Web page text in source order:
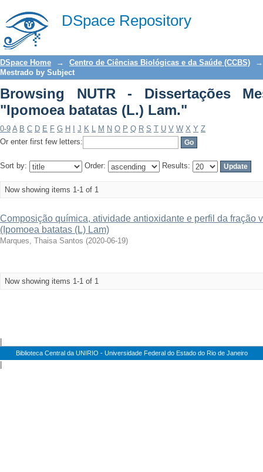
DSpace Repository
Browsing NUTR - Dissertações
DSpace Home → Centro de Ciências Biológicas e da Saúde (CCBS)
→
Mestrado by Subject
Browsing NUTR - Dissertações
"Ipomoea batatas (L.) Lam."
0-9 A B C D E F G H J K L M N O P Q R S T U V W X Y Z
Or enter first few letters:
Sort by: Order: Results:
Now showing items 1-1 of 1
Composição química, atividade antioxidante e perfil da fração
(Ipomoea batatas (L) Lam)
Marques, Thaisa Santos (2020-06-19)
Now showing items 1-1 of 1
Biblioteca Central da UNIRIO - Universidade Federal do Estado do Rio de Janeiro